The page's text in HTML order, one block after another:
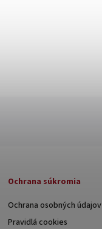
Ochrana súkromia
Ochrana osobných údajov
Pravidlá cookies